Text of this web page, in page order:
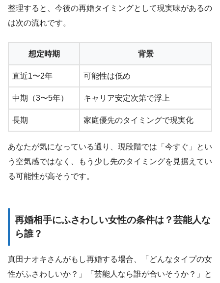
整理すると、今後の再婚タイミングとして現実味があるの
は次の流れです。
想定時期 背景
直近1〜2年 可能性は低め
中期（3〜5年） キャリア安定次第で浮上
長期 家庭優先のタイミングで現実化
あなたが気になっている通り、現段階では「今すぐ」とい
う空気感ではなく、もう少し先のタイミングを見据えてい
る可能性が高そうです。
再婚相手にふさわしい女性の条件は？芸能人な
ら誰？
真田ナオキさんがもし再婚する場合、「どんなタイプの女
性がふさわしいか？」「芸能人なら誰が合いそうか？」と